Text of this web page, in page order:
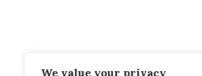
We value your privacy